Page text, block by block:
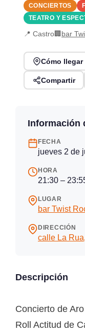
CONCIERTOS
TEATRO Y
📍 Castro🏢 bar
Cómo llegar
Compartir
Información
FECHA
jueves 2 de
HORA
21:30 –
LUGAR
bar Twist
DIRECCIÓN
calle La
Descripción
Concierto de
Roll Actitud de